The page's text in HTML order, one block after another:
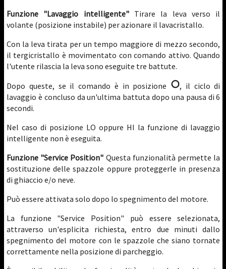
Funzione "Lavaggio intelligente"Tirare la leva verso il
volante (posizione instabile) per azionare il lavacristallo.
Con la leva tirata per un tempo maggiore di mezzo secondo,
il tergicristallo è movimentato con comando attivo. Quando
l'utente rilascia la leva sono eseguite tre battute.
Dopo queste, se il comando è in posizione
, il ciclo di
lavaggio è concluso da un'ultima battuta dopo una pausa di 6
secondi.
Nel caso di posizione LO oppure HI la funzione di lavaggio
intelligente non è eseguita.
Funzione "Service Position" Questa funzionalità permette la
sostituzione delle spazzole oppure proteggerle in presenza
di ghiaccio e/o neve.
Può essere attivata solo dopo lo spegnimento del motore.
La funzione "Service Position" può essere selezionata,
attraverso un'esplicita richiesta, entro due minuti dallo
spegnimento del motore con le spazzole che siano tornate
correttamente nella posizione di parcheggio.